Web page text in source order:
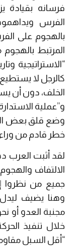
فرسانه بقيادة
الفرس
بالهجوم على
المرتبط
“الاستراتيجية
كالرجل لا
الخلف، دون أن
و”عملية
وضع قلق بعض
خطر قادم من
لقد أثبت العرب
الالتفاف
جميع من نظروا
وهنا يضيف
مجنبة العدو أو
خلال تنفيذ
“أقل السبل